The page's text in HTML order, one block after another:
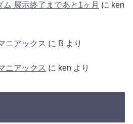
展示終了まであと1ヶ月 に ken
ニアックス に B より
ニアックス に ken より